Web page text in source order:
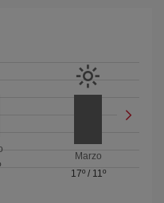
Marzo
17º/ 11º